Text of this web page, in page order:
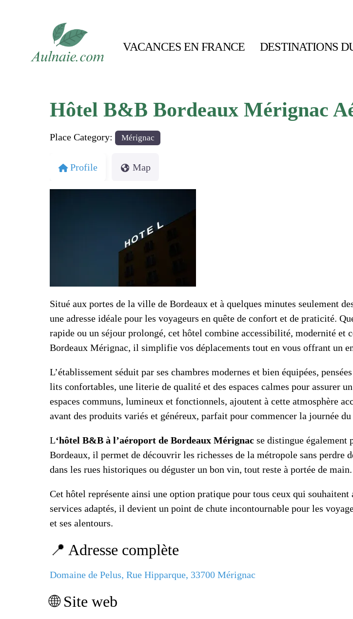
VACANCES EN FRANCE DESTINATIONS
Hôtel B&B Bordeaux Mérignac
Place Category: Mérignac
Profile Map
Situé aux portes de la ville de Bordeaux et à quelques minutes seulement
une adresse idéale pour les voyageurs en quête de confort et de praticité.
rapide ou un séjour prolongé, cet hôtel combine accessibilité, modernité
Bordeaux Mérignac, il simplifie vos déplacements tout en vous offrant un
L’établissement séduit par ses chambres modernes et bien équipées,
lits confortables, une literie de qualité et des espaces calmes pour assurer
espaces communs, lumineux et fonctionnels, ajoutent à cette atmosphère
avant des produits variés et généreux, parfait pour commencer la journée
L‘hôtel B&B à l’aéroport de Bordeaux Mérignac se distingue également
Bordeaux, il permet de découvrir les richesses de la métropole sans
dans les rues historiques ou déguster un bon vin, tout reste à portée de main.
Cet hôtel représente ainsi une option pratique pour tous ceux qui
services adaptés, il devient un point de chute incontournable pour les
et ses alentours.
📍 Adresse complète
Domaine de Pelus, Rue Hipparque, 33700 Mérignac
🌐 Site web